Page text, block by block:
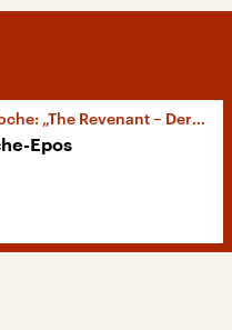
„The Revenant – Der Rückkehrer“
Epos